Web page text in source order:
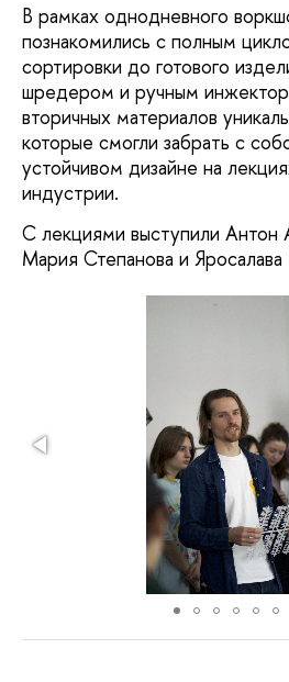
В рамках однодневного
познакомились с полным
сортировки до готового
шредером и ручным
вторичных материалов
которые смогли забрать с
устойчивом дизайне на
индустрии.
С лекциями выступили Антон
Мария Степанова и Яросалава